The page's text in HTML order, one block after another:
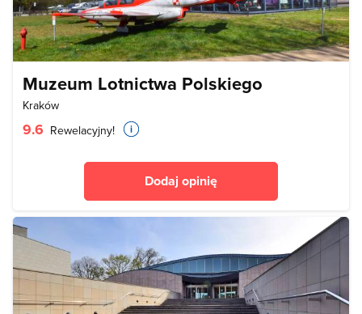
Muzeum Lotnictwa Polskiego
Kraków
9.6 Rewelacyjny!
Dodaj opinię